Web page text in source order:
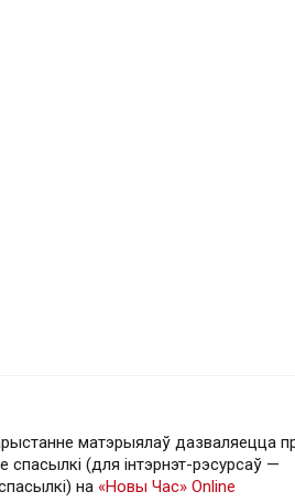
матэрыялаў дазваляецца
спасылкі (для інтэрнэт-рэсурсаў —
на «Новы Час» Online